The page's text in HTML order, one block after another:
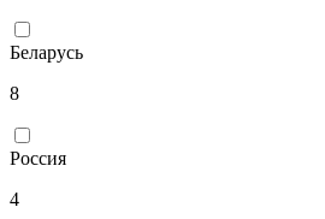
Беларусь
8
Россия
4